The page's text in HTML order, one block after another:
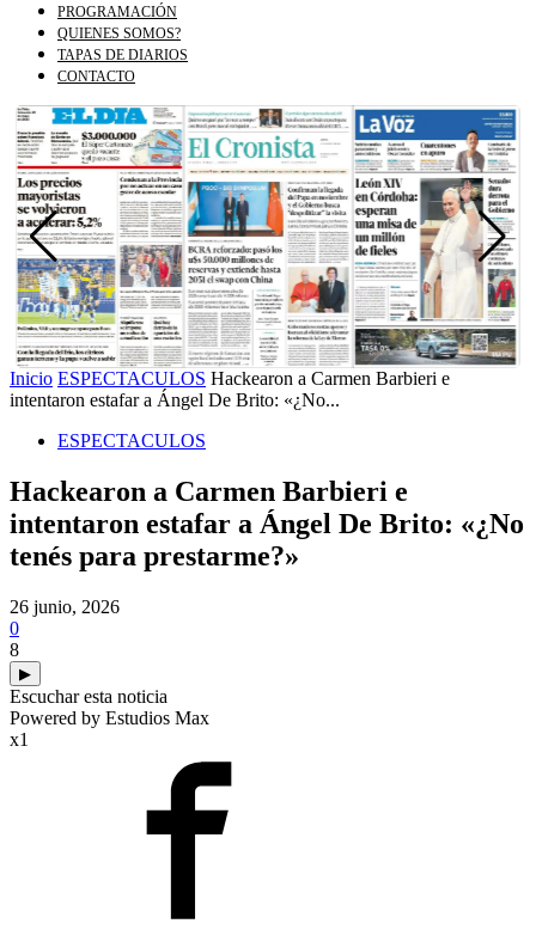
PROGRAMACIÓN
QUIENES SOMOS?
TAPAS DE DIARIOS
CONTACTO
Inicio ESPECTACULOS Hackearon a Carmen Barbieri e
intentaron estafar a Ángel De Brito: «¿No...
ESPECTACULOS
Hackearon a Carmen Barbieri e
intentaron estafar a Ángel De Brito: «¿No
tenés para prestarme?»
26 junio, 2026
0
8
▶
Escuchar esta noticia
Powered by Estudios Max
x1